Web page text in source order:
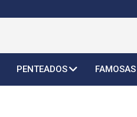
PENTEADOS FAMOSAS